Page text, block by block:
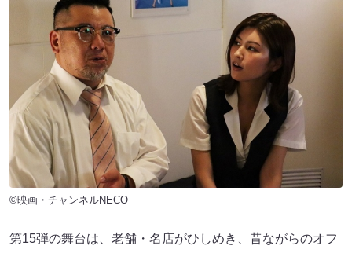
©映画・チャンネルNECO
第15弾の舞台は、老舗・名店がひしめき、昔ながらのオフ